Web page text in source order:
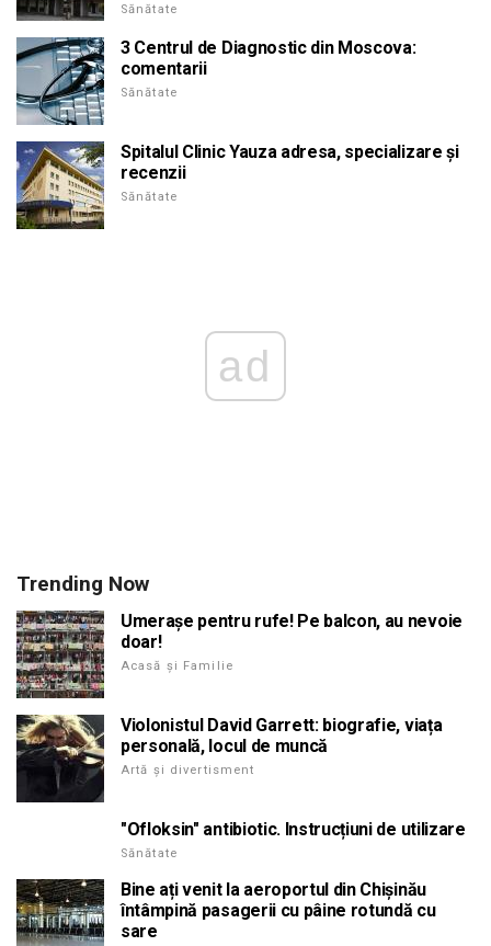
Sănătate
3 Centrul de Diagnostic din Moscova:
comentarii
Sănătate
Spitalul Clinic Yauza adresa, specializare și
recenzii
Sănătate
ad
Trending Now
Umerașe pentru rufe! Pe balcon, au nevoie
doar!
Acasă și Familie
Violonistul David Garrett: biografie, viața
personală, locul de muncă
Artă și divertisment
"Ofloksin" antibiotic. Instrucțiuni de utilizare
Sănătate
Bine ați venit la aeroportul din Chișinău
întâmpină pasagerii cu pâine rotundă cu
sare